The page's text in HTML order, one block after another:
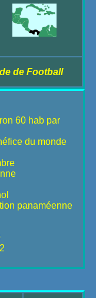
de Football
60 hab par
du monde
panaméenne